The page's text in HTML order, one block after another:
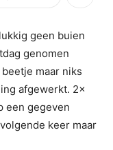
geen buien
genomen
maar niks
afgewerkt. 2x
een gegeven
keer maar